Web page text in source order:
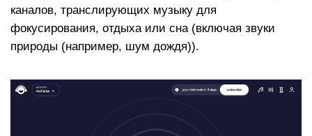
каналов, транслирующих музыку для
фокусирования, отдыха или сна (включая звуки
природы (например, шум дождя)).